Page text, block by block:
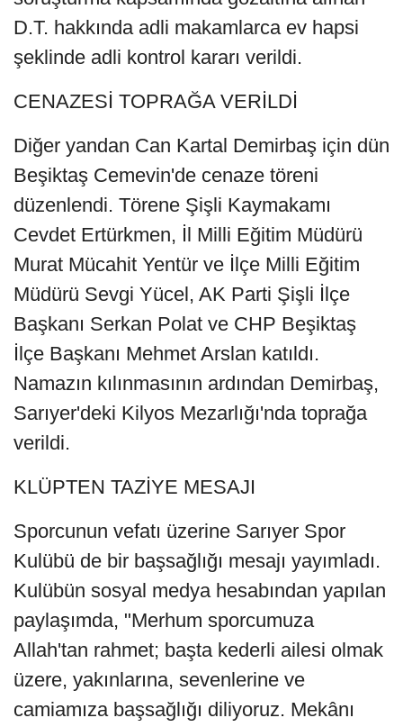
D.T. hakkında adli makamlarca ev hapsi
şeklinde adli kontrol kararı verildi.
CENAZESİ TOPRAĞA VERİLDİ
Diğer yandan Can Kartal Demirbaş için dün
Beşiktaş Cemevin'de cenaze töreni
düzenlendi. Törene Şişli Kaymakamı
Cevdet Ertürkmen, İl Milli Eğitim Müdürü
Murat Mücahit Yentür ve İlçe Milli Eğitim
Müdürü Sevgi Yücel, AK Parti Şişli İlçe
Başkanı Serkan Polat ve CHP Beşiktaş
İlçe Başkanı Mehmet Arslan katıldı.
Namazın kılınmasının ardından Demirbaş,
Sarıyer'deki Kilyos Mezarlığı'nda toprağa
verildi.
KLÜPTEN TAZİYE MESAJI
Sporcunun vefatı üzerine Sarıyer Spor
Kulübü de bir başsağlığı mesajı yayımladı.
Kulübün sosyal medya hesabından yapılan
paylaşımda, "Merhum sporcumuza
Allah'tan rahmet; başta kederli ailesi olmak
üzere, yakınlarına, sevenlerine ve
camiamıza başsağlığı diliyoruz. Mekânı